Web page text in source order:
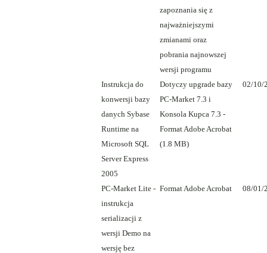
zapoznania się z
najważniejszymi
zmianami oraz
pobrania najnowszej
wersji programu
Instrukcja do
konwersji bazy
danych Sybase
Runtime na
Microsoft SQL
Server Express
2005
Dotyczy upgrade bazy
PC-Market 7.3 i
Konsola Kupca 7.3 -
Format Adobe Acrobat
(1.8 MB)
02/10/
PC-Market Lite -
instrukcja
serializacji z
wersji Demo na
wersję bez
Format Adobe Acrobat 08/01/